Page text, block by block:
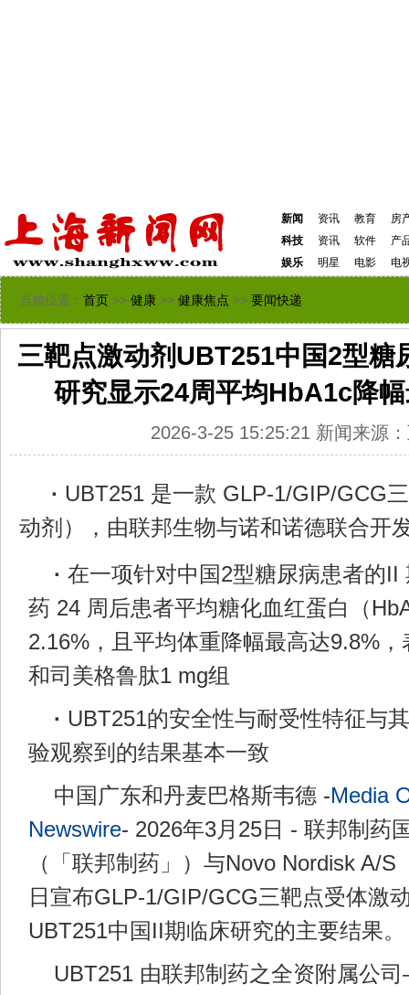
新闻 资讯 教育
房
科技
资讯 软件
产
娱乐
明星 电影 电
当前位置： 首页 >> 健康 >> 健康焦点 >> 要闻快递
三靶点激动剂UBT251中国2型糖
研究显示24周平均HbA1c降
2026-3-25 15:25:21 新闻来源
· UBT251 是一款 GLP-1/GIP/GCG
动剂），由联邦生物与诺和诺德联合开
· 在一项针对中国2型糖尿病患者的II
药 24 周后患者平均糖化血红蛋白（
2.16%，且平均体重降幅最高达9.8%
和司美格鲁肽1 mg组
· UBT251的安全性与耐受性特征与
验观察到的结果基本一致
中国广东和丹麦巴格斯韦德 -Media
Newswire- 2026年3月25日 - 联邦制药
（「联邦制药」）与Novo Nordisk A/
日宣布GLP-1/GIP/GCG三靶点受体激
UBT251中国II期临床研究的主要结果。
UBT251 由联邦制药之全资附属公